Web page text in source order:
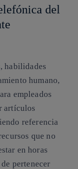
del
habilidades
humano,
empleados
artículos
referencia
que no
en horas
pertenecer